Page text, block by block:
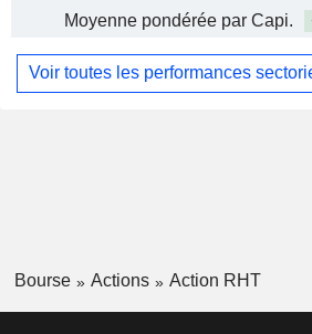
Moyenne pondérée par Capi.
Voir toutes les performances
Bourse Actions Action RHT